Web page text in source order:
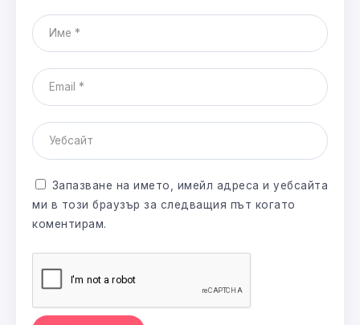
Запазване на името, имейл адреса и уебсайта
ми в този браузър за следващия път когато
коментирам.